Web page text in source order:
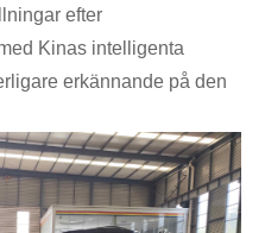
efter
Kinas intelligenta
erkännande på den